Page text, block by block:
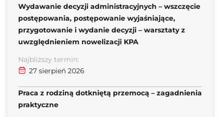
Wydawanie decyzji administracyjnych – wszczęcie
postępowania, postępowanie wyjaśniające,
przygotowanie i wydanie decyzji – warsztaty z
uwzględnieniem nowelizacji KPA
Najbliższy termin:
27 sierpień 2026
Praca z rodziną dotkniętą przemocą – zagadnienia
praktyczne